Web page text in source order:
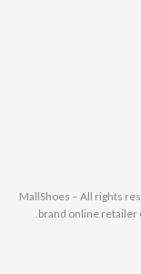
© 2025 MallShoes – All
brand online retailer